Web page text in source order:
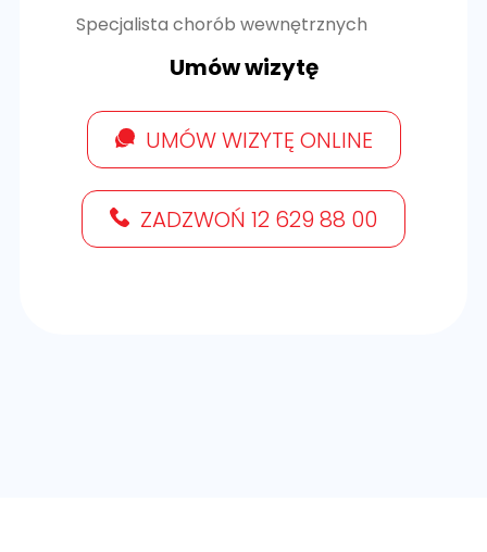
Specjalista chorób wewnętrznych
Umów wizytę
UMÓW WIZYTĘ ONLINE
ZADZWOŃ 12 629 88 00